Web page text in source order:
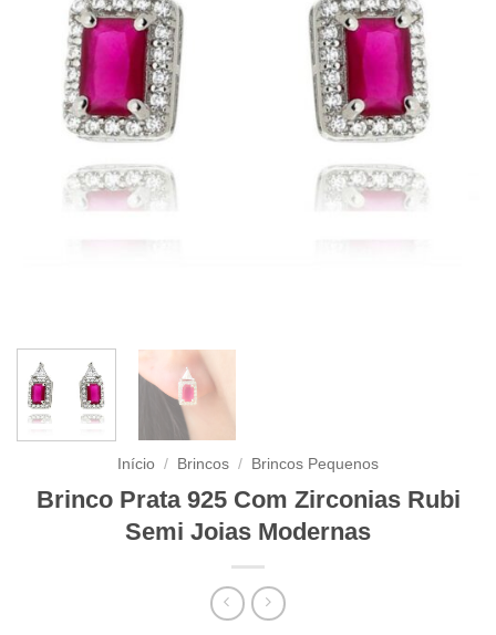
Início / Brincos / Brincos Pequenos
Brinco Prata 925 Com Zirconias Rubi
Semi Joias Modernas